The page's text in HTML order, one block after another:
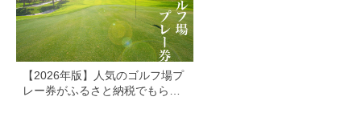
【2026年版】人気のゴルフ場プ
レー券がふるさと納税でもらえ